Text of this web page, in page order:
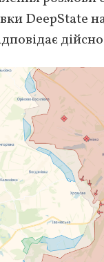
DeepState